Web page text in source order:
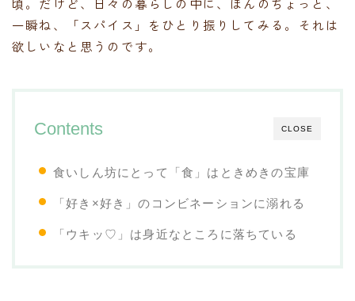
一瞬ね、「スパイス」をひとり振りしてみる。それは
欲しいなと思うのです。
CLOSE
Contents
食いしん坊にとって「食」はときめきの宝庫
「好き×好き」のコンビネーションに溺れる
「ウキッ♡」は身近なところに落ちている